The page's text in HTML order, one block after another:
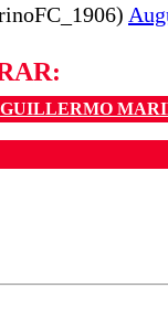
GUILLERMO